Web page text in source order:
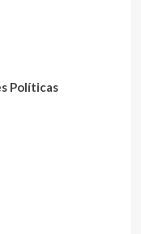
Políticas